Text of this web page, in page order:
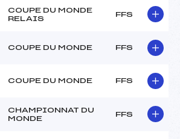
COUPE DU MONDE
RELAIS
FFS
COUPE DU MONDE FFS
COUPE DU MONDE FFS
CHAMPIONNAT DU
MONDE
FFS